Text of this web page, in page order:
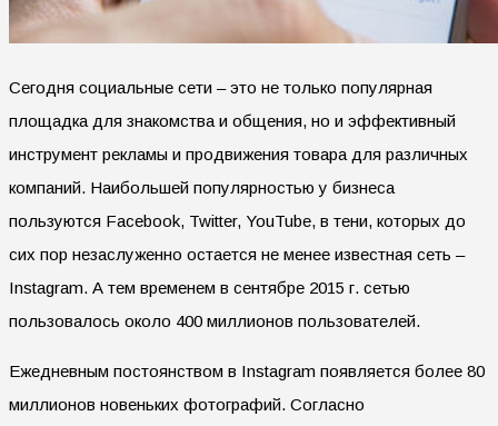
Сегодня социальные сети – это не только популярная
площадка для знакомства и общения, но и эффективный
инструмент рекламы и продвижения товара для различных
компаний. Наибольшей популярностью у бизнеса
пользуются Facebook, Twitter, YouTube, в тени, которых до
сих пор незаслуженно остается не менее известная сеть –
Instagram. А тем временем в сентябре 2015 г. сетью
пользовалось около 400 миллионов пользователей.
Ежедневным постоянством в Instagram появляется более 80
миллионов новеньких фотографий. Согласно